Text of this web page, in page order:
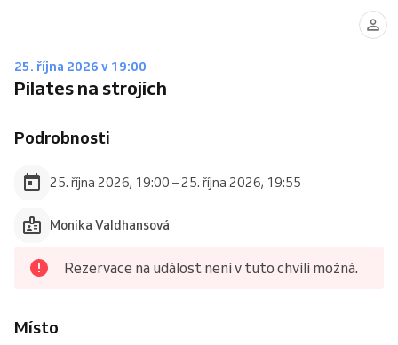
25. října 2026 v 19:00
Pilates na strojích
Podrobnosti
25. října 2026, 19:00 – 25. října 2026, 19:55
Monika Valdhansová
Rezervace na událost není v tuto chvíli možná.
Místo